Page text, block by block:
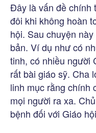
Đây là vấn đề chính
đôi khi không hoàn
hội. Sau chuyện
bản. Ví dụ như có
tinh, có nhiều người
rất bài giáo sỹ. Cha
linh mục rằng chính
mọi người ra xa.
bệnh đối với Giáo